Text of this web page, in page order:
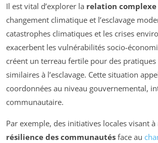
Il est vital d’explorer la relation complexe
changement climatique et l’esclavage
catastrophes climatiques et les crises
exacerbent les vulnérabilités socio-
créent un terreau fertile pour des pratiques
similaires à l’esclavage. Cette situation
coordonnées au niveau gouvernemental,
communautaire.
Par exemple, des initiatives locales visant
résilience des communautés face au